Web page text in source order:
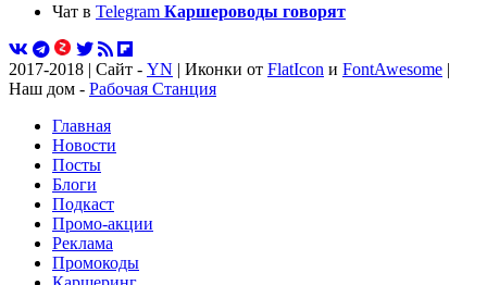
Чат в Telegram Каршероводы говорят
2017-2018 | Сайт - YN | Иконки от FlatIcon и FontAwesome |
Наш дом - Рабочая Станция
Главная
Новости
Посты
Блоги
Подкаст
Промо-акции
Реклама
Промокоды